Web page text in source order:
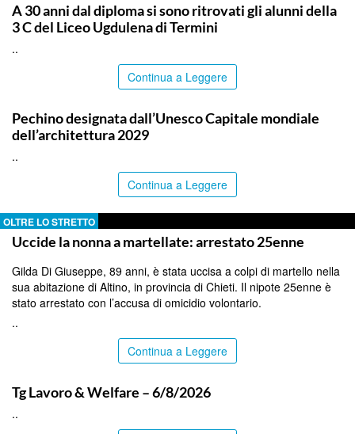
A 30 anni dal diploma si sono ritrovati gli alunni della
3 C del Liceo Ugdulena di Termini
..
Continua a Leggere
Pechino designata dall’Unesco Capitale mondiale
dell’architettura 2029
..
Continua a Leggere
OLTRE LO STRETTO
Uccide la nonna a martellate: arrestato 25enne
Gilda Di Giuseppe, 89 anni, è stata uccisa a colpi di martello nella
sua abitazione di Altino, in provincia di Chieti. Il nipote 25enne è
stato arrestato con l’accusa di omicidio volontario.
..
Continua a Leggere
Tg Lavoro & Welfare – 6/8/2026
..